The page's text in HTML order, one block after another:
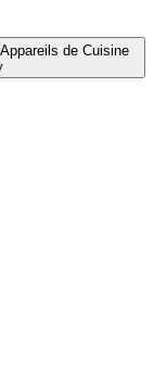
de Cuisine